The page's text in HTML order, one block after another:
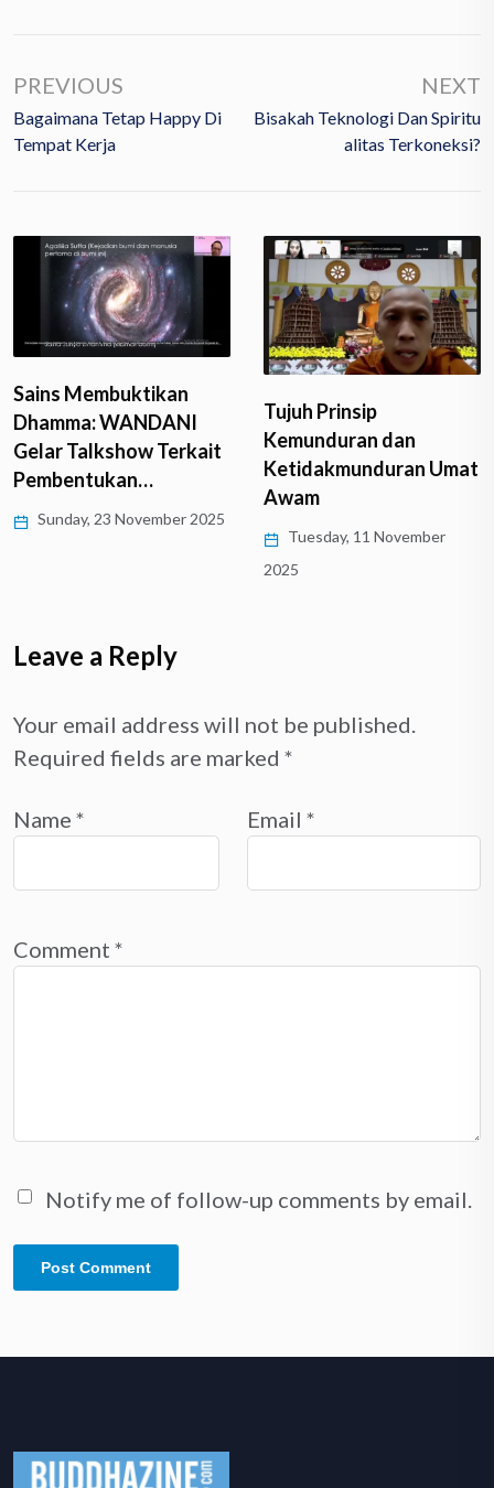
PREVIOUS
Bagaimana Tetap Happy Di
Tempat Kerja
NEXT
Bisakah Teknologi Dan Spiritu
Alitas Terkoneksi?
Sains Membuktikan
Dhamma: WANDANI
Gelar Talkshow Terkait
Pembentukan…
Sunday, 23 November 2025
Tujuh Prinsip
Kemunduran dan
Ketidakmunduran Umat
Awam
Tuesday, 11 November
2025
Leave a Reply
Your email address will not be published.
Required fields are marked *
Name * Email *
Comment *
Notify me of follow-up comments by email.